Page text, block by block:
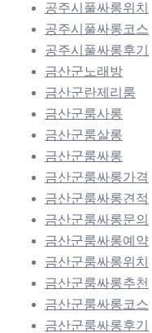
공주시풀싸롱위치
공주시풀싸롱코스
공주시풀싸롱후기
금산군노래방
금산군란제리룸
금산군룸사롱
금산군룸살롱
금산군룸싸롱
금산군룸싸롱가격
금산군룸싸롱견적
금산군룸싸롱문의
금산군룸싸롱예약
금산군룸싸롱위치
금산군룸싸롱추천
금산군룸싸롱코스
금산군룸싸롱후기